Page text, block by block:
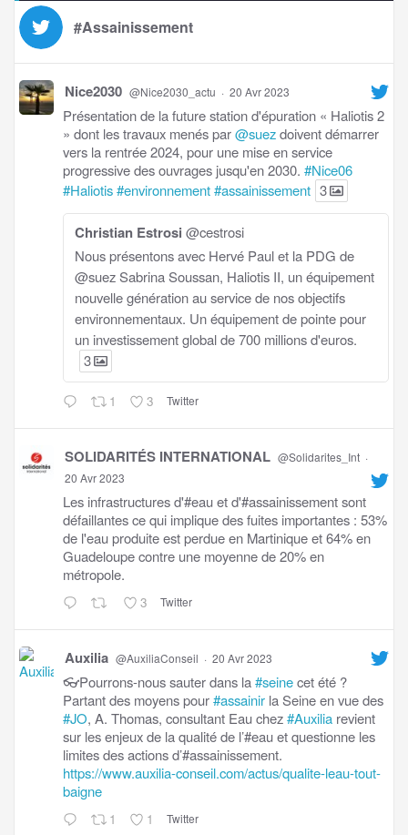
#Assainissement
Nice2030 @Nice2030_actu · 20 Avr 2023
Présentation de la future station d'épuration « Haliotis 2
» dont les travaux menés par@suezdoivent démarrer
vers la rentrée 2024, pour une mise en service
progressive des ouvrages jusqu'en 2030. #Nice06
#Haliotis#environnement#assainissement 3
Christian Estrosi @cestrosi
Nous présentons avec Hervé Paul et la PDG de
@suez Sabrina Soussan, Haliotis II, un équipement
nouvelle génération au service de nos objectifs
environnementaux. Un équipement de pointe pour
un investissement global de 700 millions d'euros.
3
1 3 Twitter
SOLIDARITÉS INTERNATIONAL @Solidarites_Int ·
20 Avr 2023
Les infrastructures d'#eau et d'#assainissement sont
défaillantes ce qui implique des fuites importantes : 53%
de l'eau produite est perdue en Martinique et 64% en
Guadeloupe contre une moyenne de 20% en
métropole.
3 Twitter
Auxilia @AuxiliaConseil · 20 Avr 2023
👓Pourrons-nous sauter dans la#seinecet été ?
Partant des moyens pour#assainir la Seine en vue des
#JO, A. Thomas, consultant Eau chez#Auxilia revient
sur les enjeux de la qualité de l’#eau et questionne les
limites des actions d’#assainissement.
https://www.auxilia-conseil.com/actus/qualite-leau-tout-
baigne
1 1 Twitter